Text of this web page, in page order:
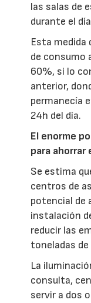
las salas de
durante el
Esta medida
de consumo
60%, si lo
anterior,
permanecía
24h del día.
El enorme
para ahorrar
Se estima
centros de
potencial de
instalación
reducir las
toneladas de
La
consulta,
servir a dos